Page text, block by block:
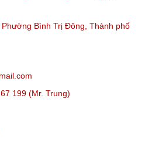
Bình Trị Đông, Thành phố
199 (Mr. Trung)